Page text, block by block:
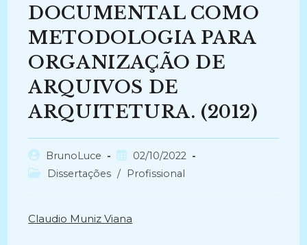
DOCUMENTAL COMO
METODOLOGIA PARA
ORGANIZAÇÃO DE
ARQUIVOS DE
ARQUITETURA. (2012)
Autor
do
BrunoLuce
Post
publicado:
02/10/2022
Categoria
Dissertações / Profissional
Claudio Muniz Viana